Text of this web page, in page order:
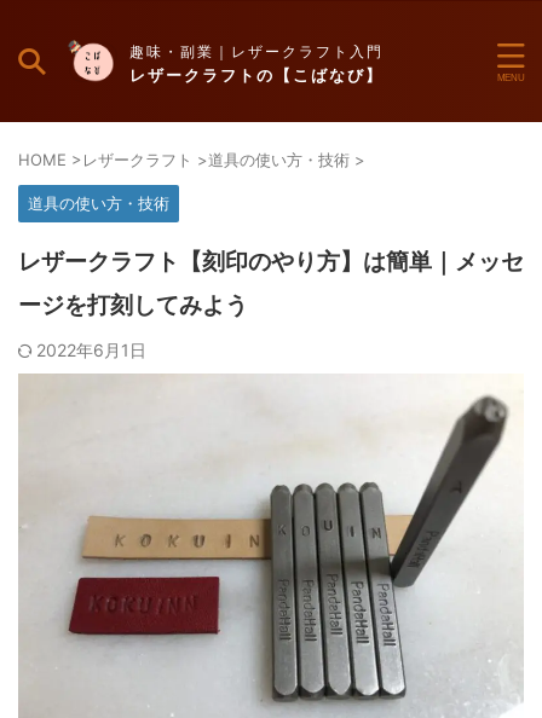
趣味・副業｜レザークラフト入門
レザークラフトの【こばなび】
HOME >レザークラフト >道具の使い方・技術 >
道具の使い方・技術
レザークラフト【刻印のやり方】は簡単｜メッセ
ージを打刻してみよう
2022年6月1日